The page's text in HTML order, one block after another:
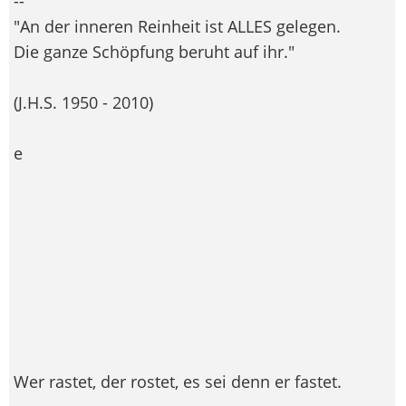
"An der inneren Reinheit ist ALLES gelegen.
Die ganze Schöpfung beruht auf ihr."
(J.H.S. 1950 - 2010)
e
Wer rastet, der rostet, es sei denn er fastet.